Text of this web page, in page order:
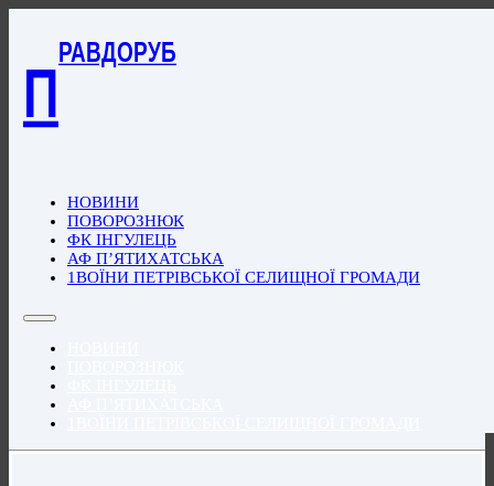
П
РАВДОРУБ
НОВИНИ
ПОВОРОЗНЮК
ФК ІНГУЛЕЦЬ
АФ П’ЯТИХАТСЬКА
1ВОЇНИ ПЕТРІВСЬКОЇ СЕЛИЩНОЇ ГРОМАДИ